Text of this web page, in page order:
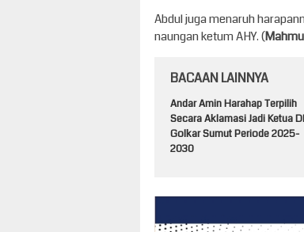
Abdul juga menaruh
naungan ketum AHY. (
BACAAN LAINNYA
Andar Amin Harahap Terpilih
Secara Aklamasi Jadi Ketua
Golkar Sumut Periode 2025-
2030